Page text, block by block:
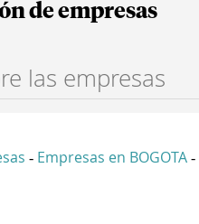
de empresas
- Empresas en BOGOTA -